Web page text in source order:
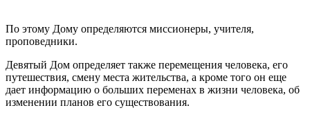
По этому Дому определяются миссионеры, учителя,
проповедники.
Девятый Дом определяет также перемещения человека, его
путешествия, смену места жительства, а кроме того он еще
дает информацию о больших переменах в жизни человека, об
изменении планов его существования.